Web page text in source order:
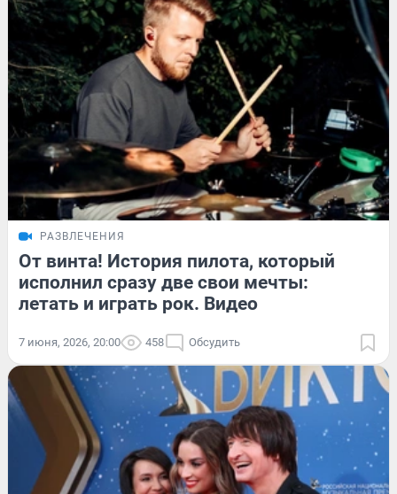
РАЗВЛЕЧЕНИЯ
От винта! История пилота, который
исполнил сразу две свои мечты:
летать и играть рок. Видео
7 июня, 2026, 20:00 458 Обсудить